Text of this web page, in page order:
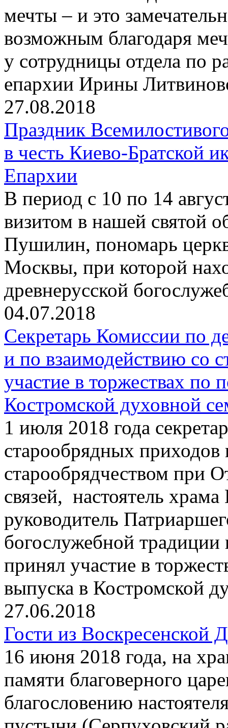
мечты – и это
возможным благодаря
у сотрудницы отдела по
епархии Ирины
27.08.2018
Праздник
в честь Киево-Братской
Епархии
В период с 10 по 14
визитом в нашей святой
Пушилин, пономарь
Москвы, при которой
древнерусской
04.07.2018
Секретарь Комиссии по
и по взаимодействию со
участие в торжествах по
Костромской духовной
1 июля 2018 года
старообрядных
старообрядчеством при
связей, настоятель
руководитель
богослужебной
принял участие в
выпуска в Костромской
27.06.2018
Гости из Воскресенской
16 июня 2018 года, на
памяти благоверного
благословению